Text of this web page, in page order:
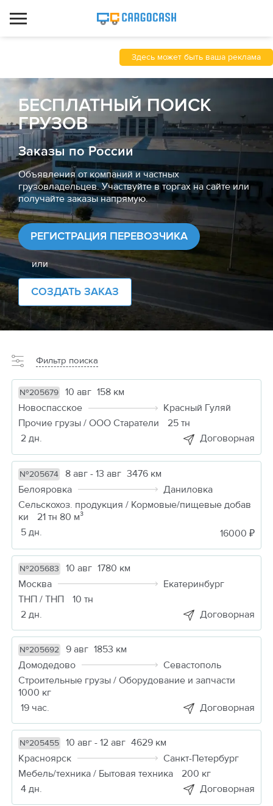
Здесь может быть ваша реклама
БЕСПЛАТНЫЙ ПОИСК
ГРУЗОВ
Заказы по России
Объявления от компаний и частных
грузовладельцев. Участвуйте в торгах на сайте или
получайте заказы напрямую.
РЕГИСТРАЦИЯ ПЕРЕВОЗЧИКА
или
СОЗДАТЬ ЗАКАЗ
Фильтр поиска
№205679 10 авг 158 км
Новоспасское
Красный Гуляй
Прочие грузы / ООО Старатели
25 тн
2 дн.
Договорная
№205674 8 авг - 13 авг 3476 км
Белояровка
Даниловка
Сельскохоз. продукция / Кормовые/пищевые добав
ки
21 тн 80 м³
5 дн.
16000 ₽
№205683 10 авг 1780 км
Москва
Екатеринбург
ТНП / ТНП
10 тн
2 дн.
Договорная
№205692 9 авг 1853 км
Домодедово
Севастополь
Строительные грузы / Оборудование и запчасти
1000 кг
19 час.
Договорная
№205455 10 авг - 12 авг 4629 км
Красноярск
Санкт-Петербург
Мебель/техника / Бытовая техника
200 кг
4 дн.
Договорная